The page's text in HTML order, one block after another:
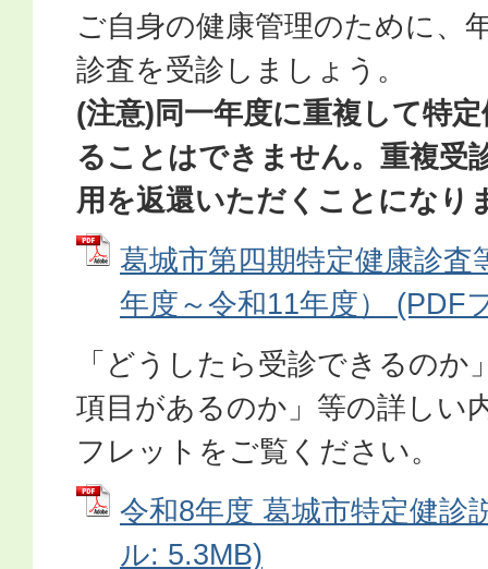
ご自身の健康管理のために、
診査を受診しましょう。
(注意)同一年度に重複して特
ることはできません。重複受
用を返還いただくことになり
葛城市第四期特定健康診査
年度～令和11年度） (PDF
「どうしたら受診できるのか
項目があるのか」等の詳しい
フレットをご覧ください。
令和8年度 葛城市特定健診
ル: 5.3MB)